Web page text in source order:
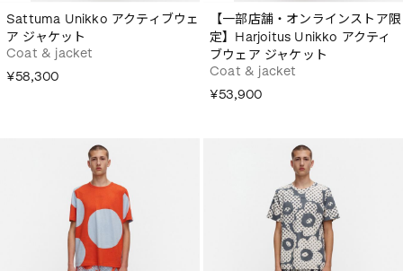
Sattuma Unikko アクティブウェ
ア ジャケット
Coat & jacket
¥58,300
【一部店舗・オンラインストア限
定】Harjoitus Unikko アクティ
ブウェア ジャケット
Coat & jacket
¥53,900